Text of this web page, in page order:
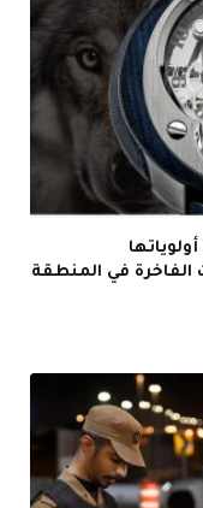
الفاخرة في المنطقة